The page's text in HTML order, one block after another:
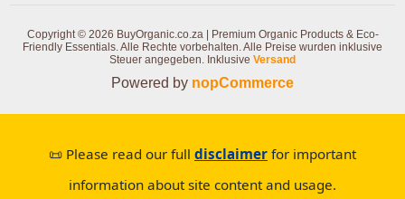
Copyright © 2026 BuyOrganic.co.za | Premium Organic Products & Eco-
Friendly Essentials. Alle Rechte vorbehalten.Alle Preise wurden inklusive
Steuer angegeben. Inklusive Versand
Powered by nopCommerce
📜 Please read our full disclaimer for important
information about site content and usage.